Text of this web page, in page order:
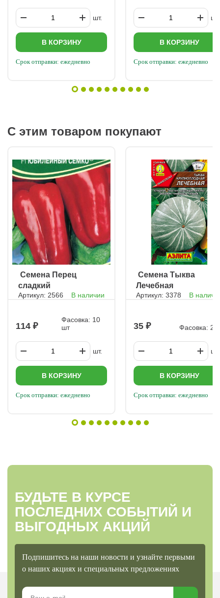
шт.
В КОРЗИНУ
Срок отправки: ежедневно
шт.
В КОРЗИНУ
Срок отправки: ежедневно
С этим товаром покупают
ㅤ Семена Перец
сладкий
Юбилейный
Артикул: 2566 В наличии
114
Фасовка: 10
шт
шт.
В КОРЗИНУ
Срок отправки: ежедневно
ㅤ Семена Тыква
Лечебная
крупноплодная
Артикул: 3378 В
35 Фасовка: 2 г
шт.
В КОРЗИНУ
Срок отправки: ежедневно
БУДЬТЕ В КУРСЕ
ПОСЛЕДНИХ СОБЫТИЙ И
ВЫГОДНЫХ АКЦИЙ
Подпишитесь на наши новости и узнайте первыми
о наших акциях и специальных предложениях